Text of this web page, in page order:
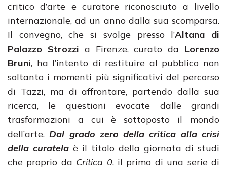
critico d’arte e curatore riconosciuto a livello
internazionale, ad un anno dalla sua scomparsa.
Il convegno, che si svolge presso l’Altana di
Palazzo Strozzi a Firenze, curato da Lorenzo
Bruni, ha l’intento di restituire al pubblico non
soltanto i momenti più significativi del percorso
di Tazzi, ma di affrontare, partendo dalla sua
ricerca, le questioni evocate dalle grandi
trasformazioni a cui è sottoposto il mondo
dell’arte.Dal grado zero della critica alla crisi
della curatela è il titolo della giornata di studi
che proprio da Critica 0, il primo di una serie di